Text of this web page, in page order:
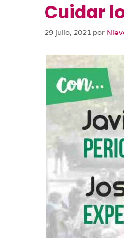
Cuidar
29 julio, 2021 por